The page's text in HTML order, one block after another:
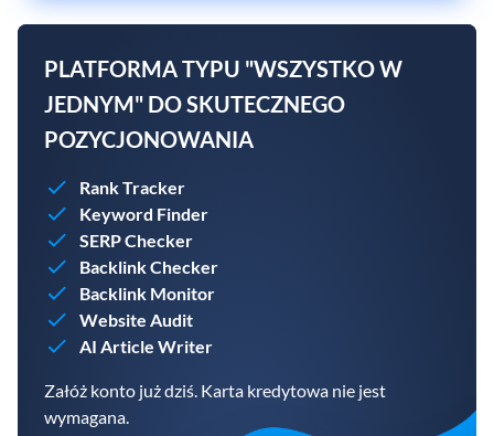
PLATFORMA TYPU "WSZYSTKO W
JEDNYM" DO SKUTECZNEGO
POZYCJONOWANIA
Rank Tracker
Keyword Finder
SERP Checker
Backlink Checker
Backlink Monitor
Website Audit
AI Article Writer
Załóż konto już dziś. Karta kredytowa nie jest
wymagana.